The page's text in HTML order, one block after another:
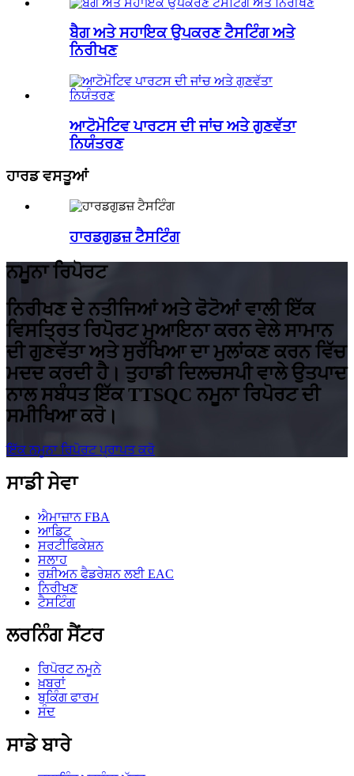
ਬੈਗ ਅਤੇ ਸਹਾਇਕ ਉਪਕਰਣ ਟੈਸਟਿੰਗ ਅਤੇ
ਨਿਰੀਖਣ
ਆਟੋਮੋਟਿਵ ਪਾਰਟਸ ਦੀ ਜਾਂਚ ਅਤੇ ਗੁਣਵੱਤਾ
ਨਿਯੰਤਰਣ
ਹਾਰਡ ਵਸਤੂਆਂ
ਹਾਰਡਗੁਡਜ਼ ਟੈਸਟਿੰਗ
ਨਮੂਨਾ ਰਿਪੋਰਟ
ਨਿਰੀਖਣ ਦੇ ਨਤੀਜਿਆਂ ਅਤੇ ਫੋਟੋਆਂ ਵਾਲੀ ਇੱਕ
ਵਿਸਤ੍ਰਿਤ ਰਿਪੋਰਟ ਮੁਆਇਨਾ ਕਰਨ ਵੇਲੇ ਸਾਮਾਨ
ਦੀ ਗੁਣਵੱਤਾ ਅਤੇ ਸੁਰੱਖਿਆ ਦਾ ਮੁਲਾਂਕਣ ਕਰਨ ਵਿੱਚ
ਮਦਦ ਕਰਦੀ ਹੈ। ਤੁਹਾਡੀ ਦਿਲਚਸਪੀ ਵਾਲੇ ਉਤਪਾਦ
ਨਾਲ ਸਬੰਧਤ ਇੱਕ TTSQC ਨਮੂਨਾ ਰਿਪੋਰਟ ਦੀ
ਸਮੀਖਿਆ ਕਰੋ।
ਇੱਕ ਨਮੂਨਾ ਰਿਪੋਰਟ ਪ੍ਰਾਪਤ ਕਰੋ
ਸਾਡੀ ਸੇਵਾ
ਐਮਾਜ਼ਾਨ FBA
ਆਡਿਟ
ਸਰਟੀਫਿਕੇਸ਼ਨ
ਸਲਾਹ
ਰਸ਼ੀਅਨ ਫੈਡਰੇਸ਼ਨ ਲਈ EAC
ਨਿਰੀਖਣ
ਟੈਸਟਿੰਗ
ਲਰਨਿੰਗ ਸੈਂਟਰ
ਰਿਪੋਰਟ ਨਮੂਨੇ
ਖ਼ਬਰਾਂ
ਬੁਕਿੰਗ ਫਾਰਮ
ਸੰਦ
ਸਾਡੇ ਬਾਰੇ